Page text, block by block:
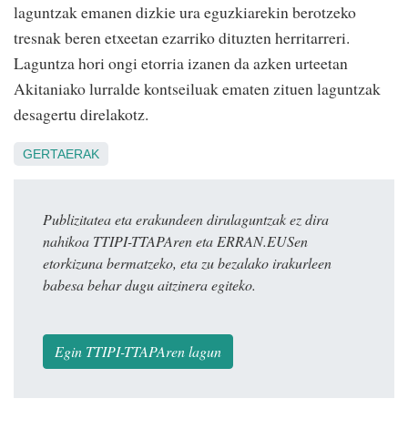
laguntzak emanen dizkie ura eguzkiarekin berotzeko
tresnak beren etxeetan ezarriko dituzten herritarreri.
Laguntza hori ongi etorria izanen da azken urteetan
Akitaniako lurralde kontseiluak ematen zituen laguntzak
desagertu direlakotz.
GERTAERAK
Publizitatea eta erakundeen dirulaguntzak ez dira
nahikoa TTIPI-TTAPAren eta ERRAN.EUSen
etorkizuna bermatzeko, eta zu bezalako irakurleen
babesa behar dugu aitzinera egiteko.
Egin TTIPI-TTAPAren lagun